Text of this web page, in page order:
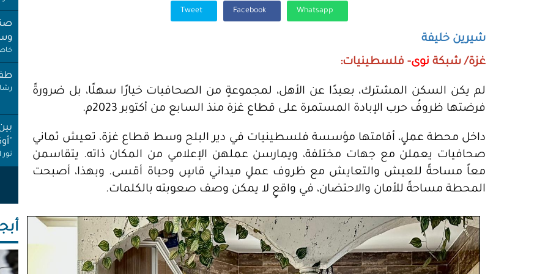
Tweet Facebook
شيرين خليفة
غزة/ شبكة نوى- فلسطينيات:
لم يكن السكن المشترك، بعيدًا عن الأهل، لمجموعةٍ من الصحافيات خيارًا سهلًا، بل ضرورةً
فرضتها ظروفُ حرب الإبادة المستمرة على قطاع غزة منذ السابع من أكتوبر 2023م.
داخل محطة عملٍ، أقامتها مؤسسة فلسطينيات في دير البلح وسط قطاع غزة، تعيش ثماني
صحافيات يعملن مع جهات مختلفة، ويمارسن عملهن الإعلامي من المكان ذاته. يتقاسمن
معاً مساحةً للعيش والتعايش مع ظروف عملٍ ميداني قاسٍ وحياة أقسى. وبهذا، أصبحت
المحطة مساحةً للأمان والاحتضان، في واقعٍ لا يمكن وصف صعوبته بالكلمات.